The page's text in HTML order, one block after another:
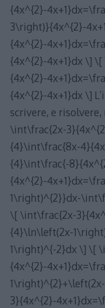
{4x^{2}-
3\right)}{4x^{2}-
{4x^{2}-
{4x^{2}-4x+1}dx \]
{4x^{2}-
{4x^{2}-4x+1}dx \]
scrivere, e
\int\frac{2x-
{4}\int\frac{8x-
{4}\int\frac{-
{4x^{2}-
1\right)^{2}}dx-
\[ \int\frac{2x-
{4}\ln\left(2x-
1\right)^{-2}dx \] \[
{4x^{2}-
3}{4x^{2}-